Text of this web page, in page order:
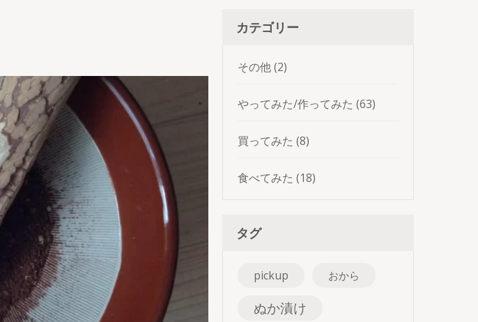
カテゴリー
その他(2)
やってみた/作ってみた (63)
買ってみた (8)
食べてみた (18)
タグ
pickup おから
ぬか漬け